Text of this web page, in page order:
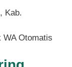
Kab.
WA Otomatis